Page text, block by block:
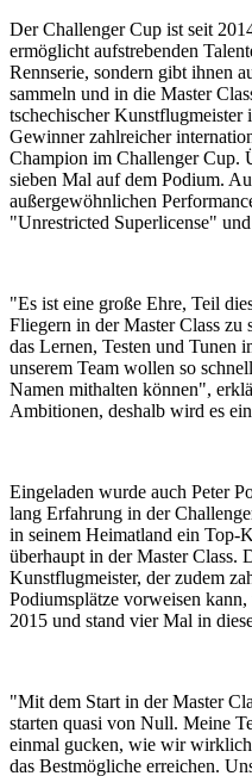
Der Challenger Cup ist seit
ermöglicht aufstrebenden
Rennserie, sondern gibt ihnen
sammeln und in die Master
tschechischer
Gewinner zahlreicher
Champion im Challenger Cup.
sieben Mal auf dem Podium.
außergewöhnlichen
"Unrestricted Superlicense"
"Es ist eine große Ehre, Teil
Fliegern in der Master Class zu
das Lernen, Testen und Tunen
unserem Team wollen so
Namen mithalten können",
Ambitionen, deshalb wird es
Eingeladen wurde auch Peter
lang Erfahrung in der
in seinem Heimatland ein Top-
überhaupt in der Master Class.
Kunstflugmeister, der zudem
Podiumsplätze vorweisen
2015 und stand vier Mal in
"Mit dem Start in der Master
starten quasi von Null. Meine
einmal gucken, wie wir
das Bestmögliche erreichen.